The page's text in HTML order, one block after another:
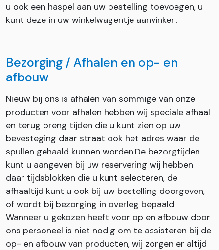
u ook een haspel aan uw bestelling toevoegen, u
kunt deze in uw winkelwagentje aanvinken.
Bezorging / Afhalen en op- en
afbouw
Nieuw bij ons is afhalen van sommige van onze
producten voor afhalen hebben wij speciale afhaal
en terug breng tijden die u kunt zien op uw
bevesteging daar straat ook het adres waar de
spullen gehaald kunnen worden.De bezorgtijden
kunt u aangeven bij uw reservering wij hebben
daar tijdsblokken die u kunt selecteren, de
afhaaltijd kunt u ook bij uw bestelling doorgeven,
of wordt bij bezorging in overleg bepaald.
Wanneer u gekozen heeft voor op en afbouw door
ons personeel is niet nodig om te assisteren bij de
op- en afbouw van producten, wij zorgen er altijd